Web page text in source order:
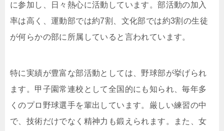
に参加し、日々熱心に活動しています。部活動の加入
率は高く、運動部では約7割、文化部では約3割の生徒
が何らかの部に所属していると言われています。
特に実績が豊富な部活動としては、野球部が挙げられ
ます。甲子園常連校として全国的にも知られ、毎年多
くのプロ野球選手を輩出しています。厳しい練習の中
で、技術だけでなく精神力も鍛えられます。また、女